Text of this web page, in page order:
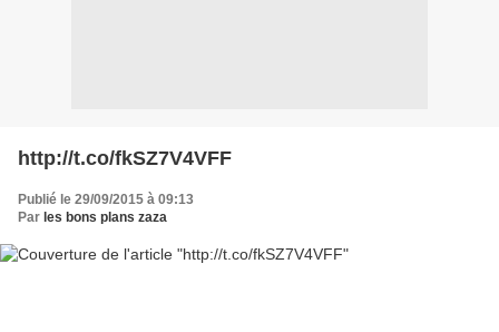
http://t.co/fkSZ7V4VFF
Publié le 29/09/2015 à 09:13
Par les bons plans zaza